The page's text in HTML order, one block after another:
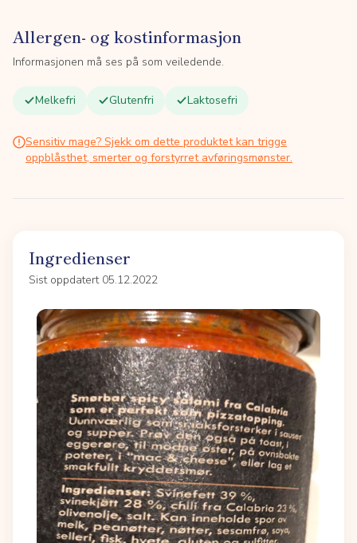
Allergen- og kostinformasjon
Informasjonen må ses på som veiledende.
Melkefri Glutenfri Laktosefri
Sensitiv mage? Sjekk om dette produktet kan trigge
oppblåsthet, smerter og forstyrret avføringsmønster.
Ingredienser
Sist oppdatert 05.12.2022